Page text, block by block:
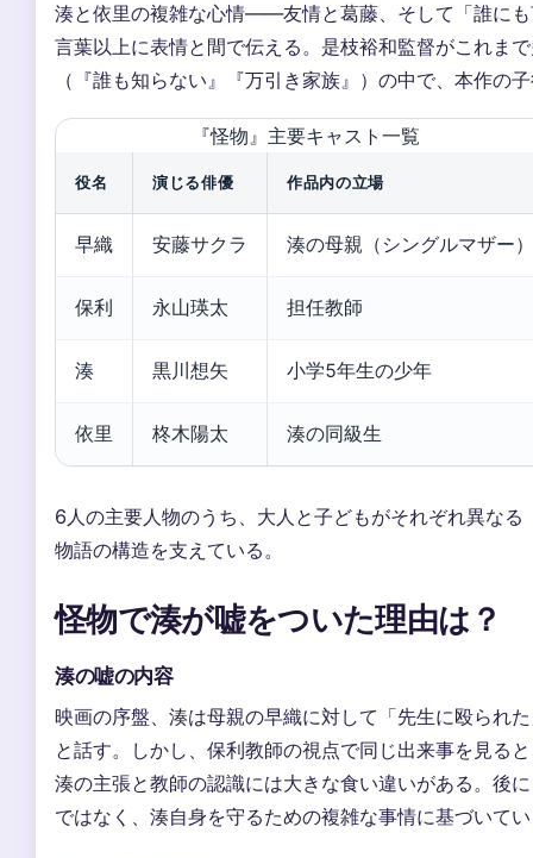
湊と依里の複雑な心情——友情と葛藤、そして「誰に
言葉以上に表情と間で伝える。是枝裕和監督がこれま
（『誰も知らない』『万引き家族』）の中で、本作の
『怪物』主要キャスト一覧
役名 演じる俳優 作品内の立場
早織 安藤サクラ 湊の母親（シングルマザー）
保利 永山瑛太 担任教師
湊 黒川想矢 小学5年生の少年
依里 柊木陽太 湊の同級生
6人の主要人物のうち、大人と子どもがそれぞれ異なる
物語の構造を支えている。
怪物で湊が嘘をついた理由は？
湊の嘘の内容
映画の序盤、湊は母親の早織に対して「先生に殴られ
と話す。しかし、保利教師の視点で同じ出来事を見る
湊の主張と教師の認識には大きな食い違いがある。後
ではなく、湊自身を守るための複雑な事情に基づいて